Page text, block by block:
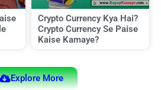
Crypto Currency Kya Hai?
Crypto Currency Se Paise
Kaise Kamaye?
Explore More